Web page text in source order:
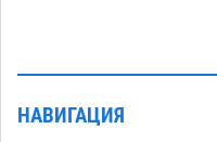
НАВИГАЦИЯ